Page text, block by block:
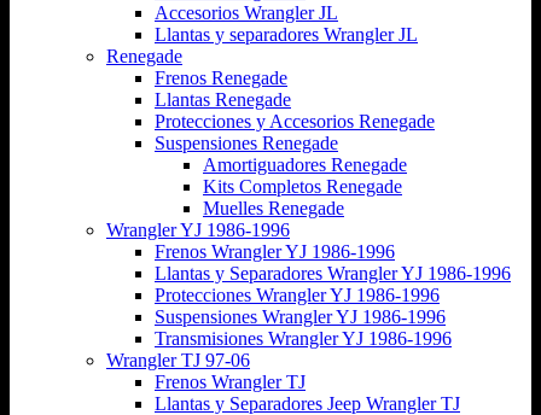
Accesorios Wrangler JL
Llantas y separadores Wrangler JL
Renegade
Frenos Renegade
Llantas Renegade
Protecciones y Accesorios Renegade
Suspensiones Renegade
Amortiguadores Renegade
Kits Completos Renegade
Muelles Renegade
Wrangler YJ 1986-1996
Frenos Wrangler YJ 1986-1996
Llantas y Separadores Wrangler YJ 1986-1996
Protecciones Wrangler YJ 1986-1996
Suspensiones Wrangler YJ 1986-1996
Transmisiones Wrangler YJ 1986-1996
Wrangler TJ 97-06
Frenos Wrangler TJ
Llantas y Separadores Jeep Wrangler TJ